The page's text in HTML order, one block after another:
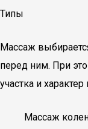
Типы
Массаж
перед ним. При
участка и характер
Массаж